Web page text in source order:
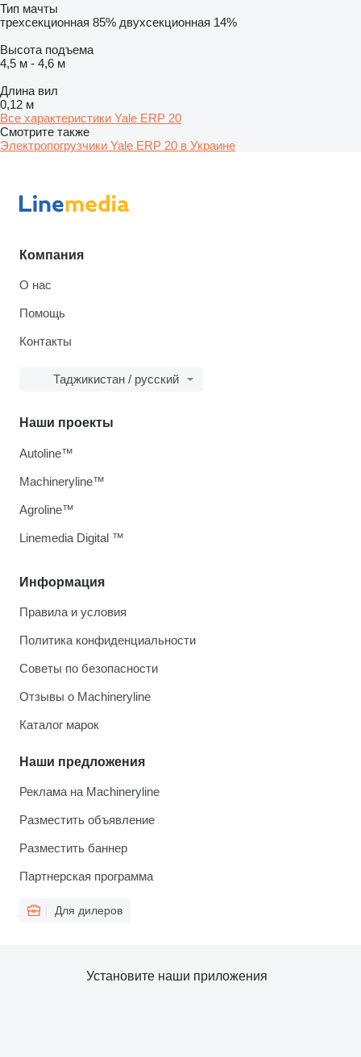
Тип мачты
трехсекционная 85% двухсекционная 14%
Высота подъема
4,5 м - 4,6 м
Длина вил
0,12 м
Все характеристики Yale ERP 20
Смотрите также
Электропогрузчики Yale ERP 20 в Украине
Компания
О нас
Помощь
Контакты
Таджикистан / русский
Информация
Правила и условия
Политика конфиденциальности
Советы по безопасности
Отзывы о Machineryline
Каталог марок
Наши предложения
Реклама на Machineryline
Разместить объявление
Разместить баннер
Партнерская программа
Для дилеров
Наши проекты
Autoline™
Machineryline™
Agroline™
Linemedia Digital ™
Установите наши приложения